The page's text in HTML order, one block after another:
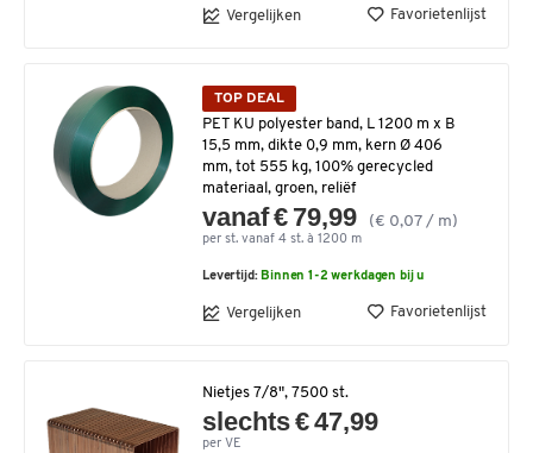
Vergelijken Favorietenlijst
TOP DEAL
PET KU polyester band, L 1200 m x B
15,5 mm, dikte 0,9 mm, kern Ø 406
mm, tot 555 kg, 100% gerecycled
materiaal, groen, reliëf
vanaf € 79,99 (€ 0,07 / m)
per st. vanaf 4 st. à 1200 m
Levertijd:Binnen 1-2 werkdagen bij u
Vergelijken Favorietenlijst
Nietjes 7/8", 7500 st.
slechts € 47,99
per VE